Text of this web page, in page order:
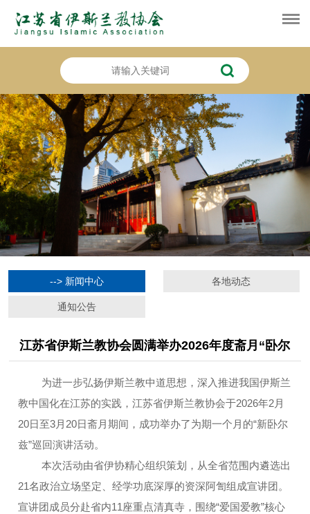
--> 新闻中心 各地动态
通知公告
江苏省伊斯兰教协会圆满举办2026年度斋月“卧尔
为进一步弘扬伊斯兰教中道思想，深入推进我国伊斯兰
教中国化在江苏的实践，江苏省伊斯兰教协会于2026年2月
20日至3月20日斋月期间，成功举办了为期一个月的“新卧尔
兹”巡回演讲活动。
本次活动由省伊协精心组织策划，从全省范围内遴选出
21名政治立场坚定、经学功底深厚的资深阿訇组成宣讲团。
宣讲团成员分赴省内11座重点清真寺，围绕“爱国爱教”核心